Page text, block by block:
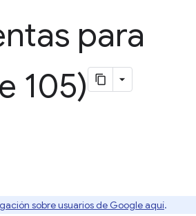
para
105)
sobre usuarios de Google aquí.